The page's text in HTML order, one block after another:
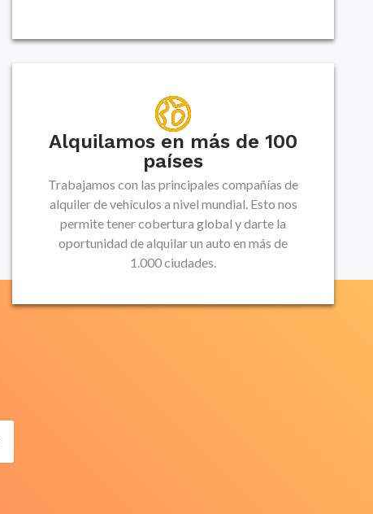
Alquilamos en más de 100
países
Trabajamos con las principales compañías de
alquiler de vehículos a nivel mundial. Esto nos
permite tener cobertura global y darte la
oportunidad de alquilar un auto en más de
1.000 ciudades.